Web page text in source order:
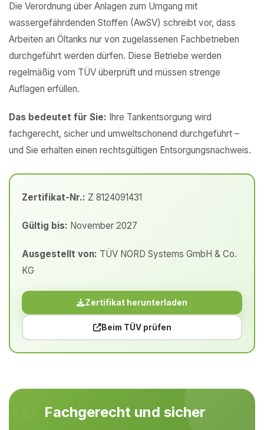
Die Verordnung über Anlagen zum Umgang mit
wassergefährdenden Stoffen (AwSV) schreibt vor, dass
Arbeiten an Öltanks nur von zugelassenen Fachbetrieben
durchgeführt werden dürfen. Diese Betriebe werden
regelmäßig vom TÜV überprüft und müssen strenge
Auflagen erfüllen.
Das bedeutet für Sie: Ihre Tankentsorgung wird
fachgerecht, sicher und umweltschonend durchgeführt –
und Sie erhalten einen rechtsgültigen Entsorgungsnachweis.
Zertifikat-Nr.: Z 8124091431
Gültig bis: November 2027
Ausgestellt von: TÜV NORD Systems GmbH & Co.
KG
Zertifikat herunterladen
Beim TÜV prüfen
Fachgerecht und sicher